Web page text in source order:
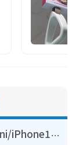
豐澤優惠勁減低至44折！Mac mini/iPhone17Pro大減價！廚房家電$220起